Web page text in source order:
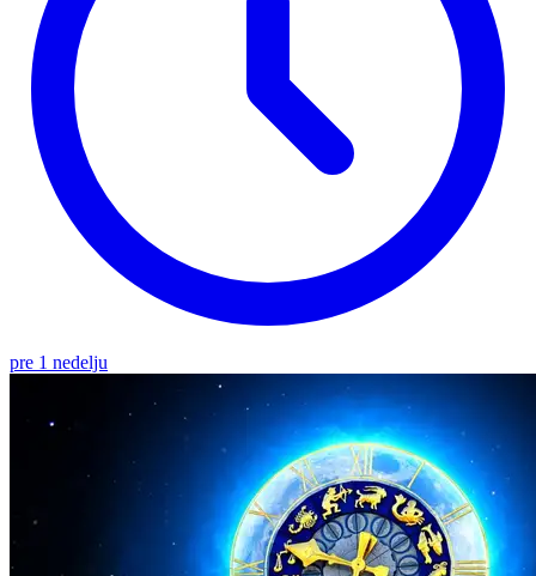
pre 1 nedelju